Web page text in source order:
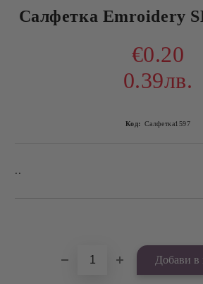
Салфетка Emroidery
€0.20
0.39лв.
Код: Салфетка1597
..